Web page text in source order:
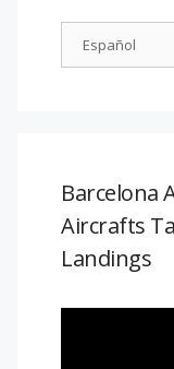
Barcelona
Aircrafts
Landings